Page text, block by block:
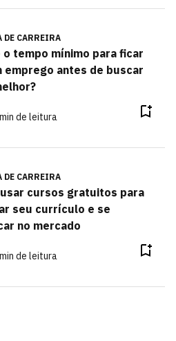
DE CARREIRA
o tempo mínimo para ficar
emprego antes de buscar
de leitura
DE CARREIRA
cursos gratuitos para
seu currículo e se
no mercado
de leitura